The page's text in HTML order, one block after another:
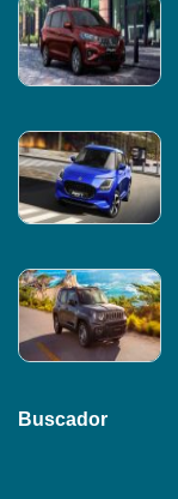
Buscador